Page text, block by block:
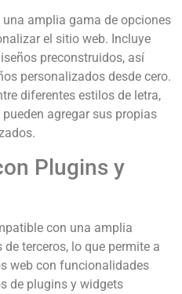
una amplia gama de opciones
el sitio web. Incluye
preconstruidos, así
personalizados desde cero.
diferentes estilos de letra,
agregar sus propias
Plugins y
con una amplia
terceros, lo que permite a
web con funcionalidades
de plugins y widgets